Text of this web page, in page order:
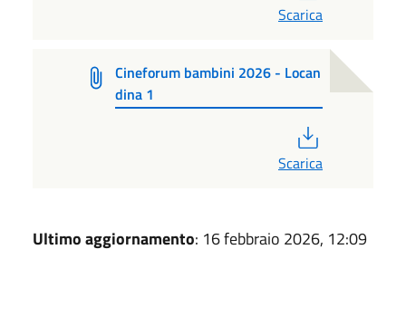
Scarica
Cineforum bambini 2026 - Locan
dina 1
Scarica
Ultimo aggiornamento: 16 febbraio 2026, 12:09